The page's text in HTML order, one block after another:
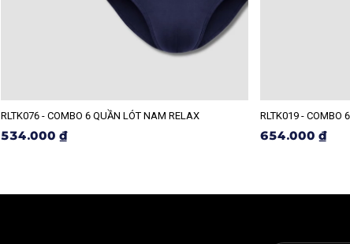
RLTK076 - COMBO 6 QUẦN LÓT NAM RELAX
534.000 ₫
RLTK019 - COMBO
654.000 ₫